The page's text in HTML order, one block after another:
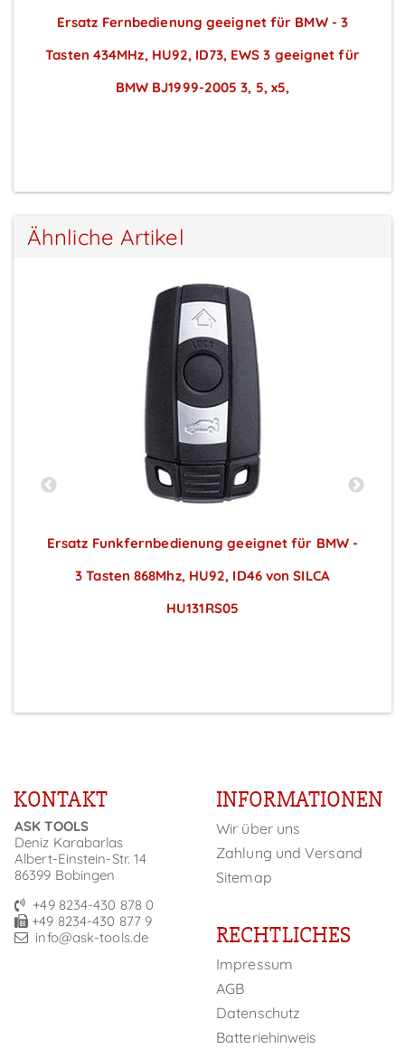
Ersatz Fernbedienung geeignet für BMW - 3
Tasten 434MHz, HU92, ID73, EWS 3 geeignet für
BMW BJ1999-2005 3, 5, x5,
Ähnliche Artikel
Ersatz Funkfernbedienung geeignet für BMW -
3 Tasten 868Mhz, HU92, ID46 von SILCA
HU131RS05
KONTAKT
ASK TOOLS
Deniz Karabarlas
Albert-Einstein-Str. 14
86399 Bobingen
+49 8234-430 878 0
+49 8234-430 877 9
info@ask-tools.de
INFORMATIONEN
Wir über uns
Zahlung und Versand
Sitemap
RECHTLICHES
Impressum
AGB
Datenschutz
Batteriehinweis